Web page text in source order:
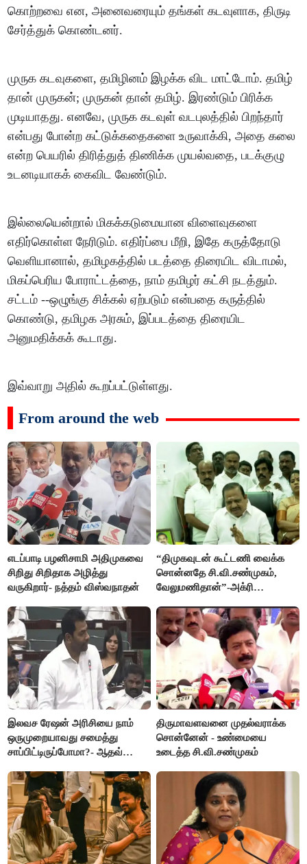
கொற்றவை என, அனைவரையும் தங்கள் கடவுளாக, திருடி
சேர்த்துக் கொண்டனர்.
முருக கடவுகளை, தமிழினம் இழக்க விட மாட்டோம். தமிழ்
தான் முருகன்; முருகன் தான் தமிழ். இரண்டும் பிரிக்க
முடியாதது. எனவே, முருக கடவுள் வடபுலத்தில் பிறந்தார்
என்பது போன்ற கட்டுக்கதைகளை உருவாக்கி, அதை கலை
என்ற பெயரில் திரித்துத் திணிக்க முயல்வதை, படக்குழு
உடனடியாகக் கைவிட வேண்டும்.
இல்லையென்றால் மிகக்கடுமையான விளைவுகளை
எதிர்கொள்ள நேரிடும். எதிர்ப்பை மீறி, இதே கருத்தோடு
வெளியானால், தமிழகத்தில் படத்தை திரையிட விடாமல்,
மிகப்பெரிய போராட்டத்தை, நாம் தமிழர் கட்சி நடத்தும்.
சட்டம் --ஒழுங்கு சிக்கல் ஏற்படும் என்பதை கருத்தில்
கொண்டு, தமிழக அரசும், இப்படத்தை திரையிட
அனுமதிக்கக் கூடாது.
இவ்வாறு அதில் கூறப்பட்டுள்ளது.
From around the web
எடப்பாடி பழனிசாமி அதிமுகவை
சிறிது சிறிதாக அழித்து
வருகிறார்- நத்தம் விஸ்வநாதன்
“திமுகவுடன் கூட்டணி வைக்க
சொன்னதே சி.வி.சண்முகம்,
வேலுமணிதான்”-அக்ரி
இலவச ரேஷன் அரிசியை நாம்
ஒருமுறையாவது சமைத்து
சாப்பிட்டிருப்போமா?- ஆதவ்
திருமாவளவனை முதல்வராக்க
சொன்னேன் - உண்மையை
உடைத்த சி.வி.சண்முகம்